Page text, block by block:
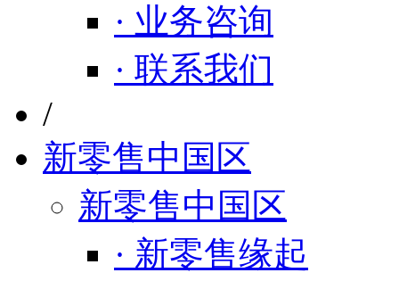
· 业务咨询
· 联系我们
/
新零售中国区
新零售中国区
· 新零售缘起